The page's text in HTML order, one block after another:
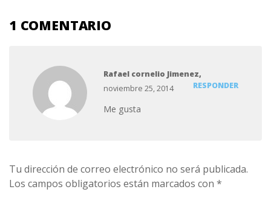
1 COMENTARIO
Rafael cornelio Jimenez,
noviembre 25, 2014
RESPONDER
Me gusta
Tu dirección de correo electrónico no será publicada.
Los campos obligatorios están marcados con *